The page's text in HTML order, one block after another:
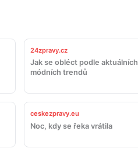
24zpravy.cz
Jak se obléct podle aktuálních
módních trendů
ceskezpravy.eu
Noc, kdy se řeka vrátila